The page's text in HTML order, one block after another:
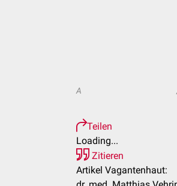
A
Teilen
Loading...
Zitieren
Artikel Vagantenhaut: